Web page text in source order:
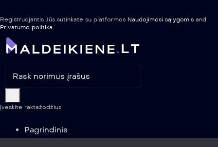
Registruojantis Jūs sutinkate su platformos Naudojimosi sąlygomis and
Privatumo politika
Įveskite raktažodžius
Pagrindinis